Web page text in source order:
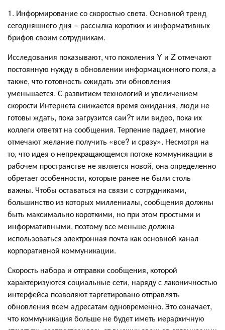
1. Информирование со скоростью света. Основной тренд
сегодняшнего дня – рассылка коротких и информативных
брифов своим сотрудникам.
Исследования показывают, что поколения Y и Z отмечают
постоянную нужду в обновлении информационного поля, а
также, что готовность ожидать эти обновления
уменьшается. С развитием технологий и увеличением
скорости Интернета снижается время ожидания, люди не
готовы ждать, пока загрузится саи?т или видео, пока их
коллеги ответят на сообщения. Терпение падает, многие
отмечают желание получить «все? и сразу». Несмотря на
то, что идея о непрекращающемся потоке коммуникации в
рабочем пространстве не является новой, она определенно
обретает особенности, которые ранее не были столь
важны. Чтобы оставаться на связи с сотрудниками,
большинство из которых миллениалы, сообщения должны
быть максимально короткими, но при этом простыми и
информативными, поэтому все меньше должна
использоваться электронная почта как основной канал
корпоративной коммуникации.
Скорость набора и отправки сообщения, которой
характеризуются социальные сети, наряду с лаконичностью
интерфейса позволяют таргетировано отправлять
обновления всем адресатам одновременно. Это означает,
что коммуникация больше не будет иметь иерархичную